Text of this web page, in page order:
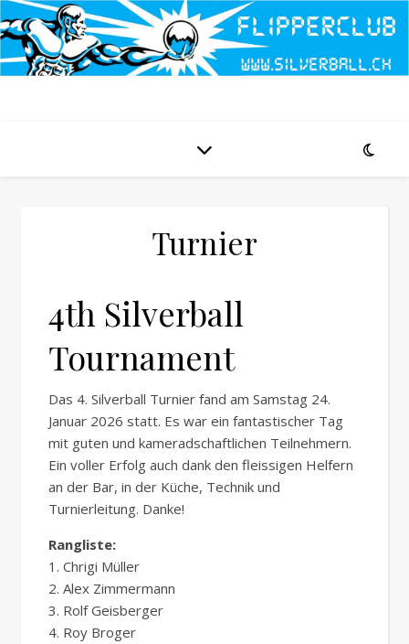
Turnier
4th Silverball
Tournament
Das 4. Silverball Turnier fand am Samstag 24.
Januar 2026 statt. Es war ein fantastischer Tag
mit guten und kameradschaftlichen Teilnehmern.
Ein voller Erfolg auch dank den fleissigen Helfern
an der Bar, in der Küche, Technik und
Turnierleitung. Danke!
Rangliste:
1. Chrigi Müller
2. Alex Zimmermann
3. Rolf Geisberger
4. Roy Broger